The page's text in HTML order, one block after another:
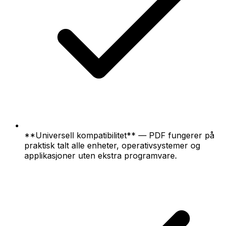
**Universell kompatibilitet** — PDF fungerer på
praktisk talt alle enheter, operativsystemer og
applikasjoner uten ekstra programvare.